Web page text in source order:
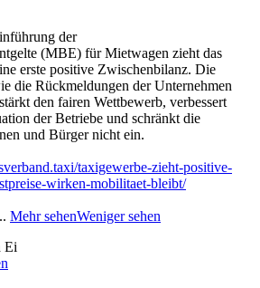
der
(MBE) für Mietwagen zieht das
erste positive Zwischenbilanz. Die
die Rückmeldungen der Unternehmen
den fairen Wettbewerb, verbessert
der Betriebe und schränkt die
und Bürger nicht ein.
taxigewerbe-zieht-positive-
wirken-mobilitaet-bleibt/
Mehr sehenWeniger sehen